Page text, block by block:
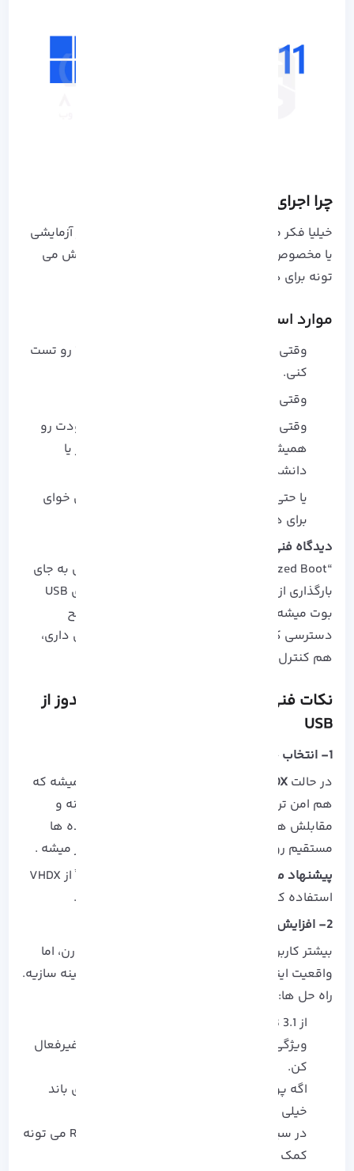
چرا اجرای ویندوز از طریق USB منطقیه؟
خیلیا فکر می‌ کنن اجرای ویندوز از روی USB یه کار آزمایشی
یا مخصوص کاربران حرفه‌ ایه، ولی در واقع این روش می‌
تونه برای هر کسی مفید باشه .
موارد استفاده‌ واقعی:
وقتی می‌ خوای قبل از نصب نهایی، ویندوز 11 رو تست
کنی.
وقتی سیستم اصلیت بالا نمیاد یا خراب شده.
وقتی می‌ خوای محیط کاری شخصی و امن خودت رو
همیشه همراه داشته باشی (مثلاً در محل کار یا
دانشگاه).
یا حتی وقتی چند سیستم مختلف داری و نمی‌ خوای
برای هرکدوم نصب جداگانه انجام بدی.
دیدگاه فنی:
“Virtualized Boot” محسوب میشه. سیستم‌ عامل به‌ جای
بارگذاری از دیسک فیزیکی، از یه فضای مجازی روی USB
بوت میشه دقیقاً مثل یه ماشین مجازی، اما با سطح
دسترسی کامل به سخت‌ افزار. این یعنی هم آزادی داری،
هم کنترل.
نکات فنی و حرفه‌ای برای اجرای بهتر ویندوز از
USB
1- انتخاب حالت نصب (VHDX یا Native Boot)
در حالتVHDX
، ویندوز داخل یه فایل مجازی اجرا میشه که
هم امن‌ تره و هم به فلش آسیب کمتری می‌ رسونه و
مقابلش هم
سریع‌ تره ولی چون داده‌ ها
مستقیم روی فلش نوشته میشن، عمرش کوتاه‌ تر میشه .
پیشنهاد من:
برای استفاده‌ مداوم یا طولانی، حتماً از VHDX
استفاده کن. مگر اینکه هدفت تست موقت باشه.
2- افزایش سرعت اجرا
بیشتر کاربرها از کندی ویندوز روی USB شکایت دارن، اما
واقعیت اینه که بخش زیادی از این کندی قابل بهینه‌ سازیه.
راه‌ حل‌ ها:
از USB 3.1 یا SSD اکسترنال استفاده کن.
ویژگی‌هایی مثل Indexing و Superfetch رو غیرفعال
کن.
اگه پورت USB-C داری از اون بهره ببر (پهنای باند
خیلی بیشتری داره).
در سیستم‌ های با رم کم قابلیت ReadyBoost می‌ تونه
کمک کنه.